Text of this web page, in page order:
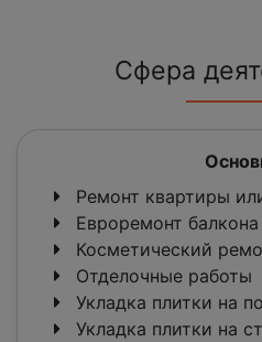
Сфера
Ремонт квартиры
Евроремонт балкона
Косметический
Отделочные работы
Укладка плитки на
Укладка плитки на